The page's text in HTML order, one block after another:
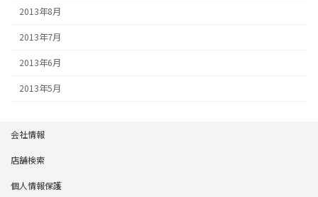
2013年8月
2013年7月
2013年6月
2013年5月
会社情報
店舗検索
個人情報保護